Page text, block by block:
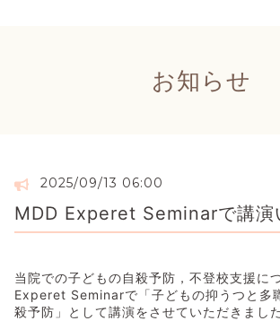
お知らせ
2025/09/13 06:00
MDD Experet Seminarで講演
当院での子どもの自殺予防，不登校支援に
Experet Seminarで「子どもの抑うつと多
殺予防」として講演をさせていただきました